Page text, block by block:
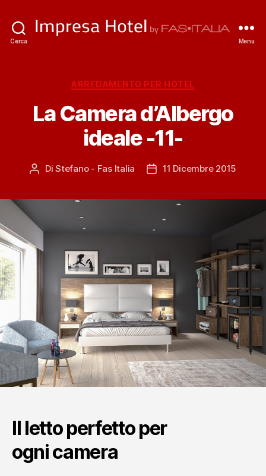
Cerca Menu
Categorie
ARREDAMENTO PER HOTEL
La Camera d’Albergo
ideale -11-
Autore
DiStefano - Fas Italia
Data11 Dicembre 2015
Il letto perfetto per
ogni camera